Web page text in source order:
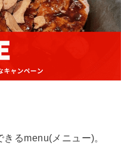
るmenu(メニュー)。